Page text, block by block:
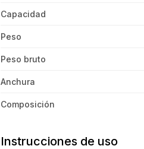
Capacidad
Peso
Peso bruto
Anchura
Composición
Instrucciones de uso